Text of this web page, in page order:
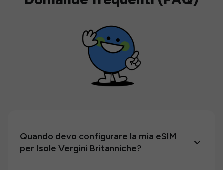
Quando devo configurare la mia eSIM
per Isole Vergini Britanniche?